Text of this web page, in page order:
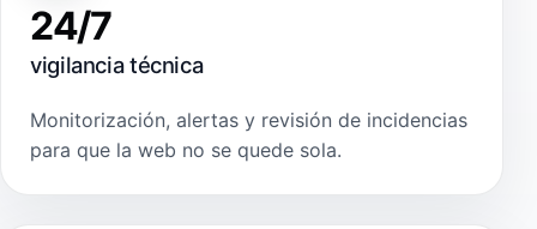
24/7
vigilancia técnica
Monitorización, alertas y revisión de incidencias
para que la web no se quede sola.